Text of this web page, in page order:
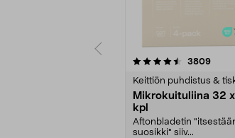
3809
Keittiön puhdistus &
Mikrokuituliina 32
kpl
Aftonbladetin
suosikki" siiv...
4.5viidestä